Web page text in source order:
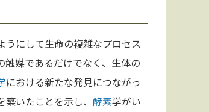
うにして生命の複雑なプロセス
触媒であるだけでなく、生体の
における新たな発見につながっ
築いたことを示し、 酵素学がい